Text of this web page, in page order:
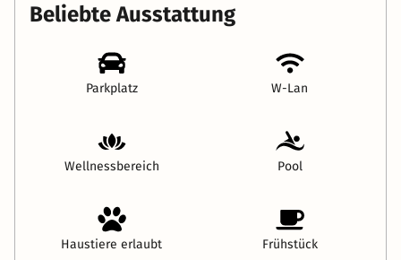
Beliebte Ausstattung
Parkplatz W-Lan
Wellnessbereich Pool
Haustiere erlaubt Frühstück